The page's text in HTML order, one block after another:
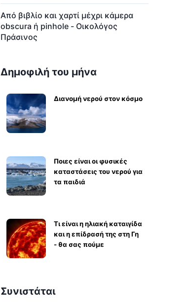
Από βιβλίο και χαρτί μέχρι κάμερα
obscura ή pinhole - Οικολόγος
Πράσινος
Δημοφιλή του μήνα
Διανομή νερού στον κόσμο
Ποιες είναι οι φυσικές
καταστάσεις του νερού για
τα παιδιά
Τι είναι η ηλιακή καταιγίδα
και η επίδρασή της στη Γη
- θα σας πούμε
Συνιστάται